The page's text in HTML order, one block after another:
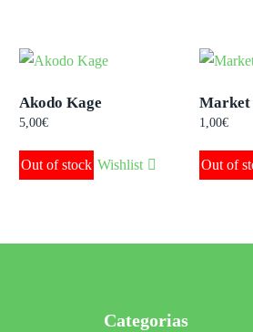
Akodo Kage
5,00€
Out of stock Wishlist
Market
1,00€
Out of
Categorias